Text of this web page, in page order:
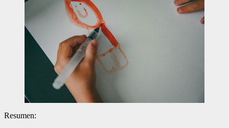
Resumen: